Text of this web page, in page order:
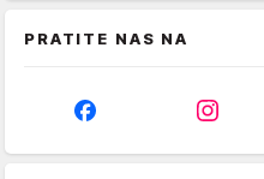
PRATITE NAS NA